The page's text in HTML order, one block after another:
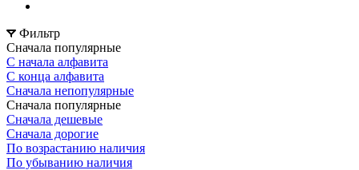
Фильтр
Сначала популярные
С начала алфавита
С конца алфавита
Сначала непопулярные
Сначала популярные
Сначала дешевые
Сначала дорогие
По возрастанию наличия
По убыванию наличия